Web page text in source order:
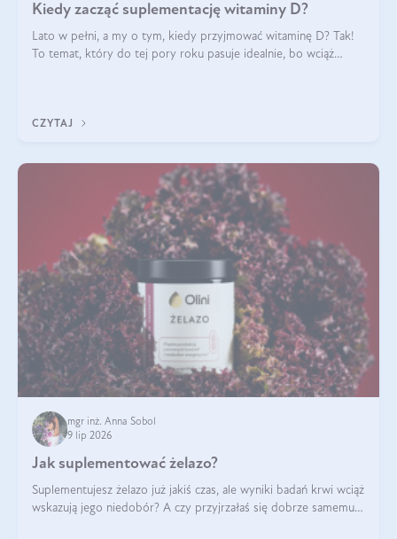
Kiedy zacząć suplementację witaminy D?
Lato w pełni, a my o tym, kiedy przyjmować witaminę D? Tak!
To temat, który do tej pory roku pasuje idealnie, bo wciąż
CZYTAJ
mgr inż. Anna Sobol
9 lip 2026
Jak suplementować żelazo?
Suplementujesz żelazo już jakiś czas, ale wyniki badań krwi wciąż
wskazują jego niedobór? A czy przyjrzałaś się dobrze samemu